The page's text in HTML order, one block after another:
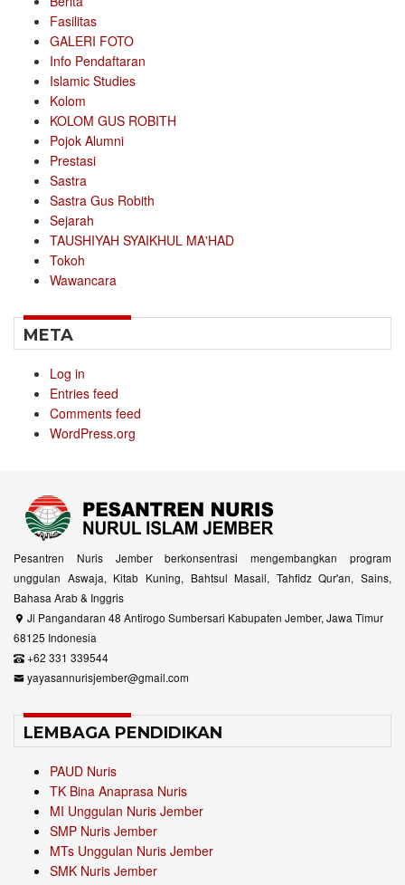
Fasilitas
GALERI FOTO
Info Pendaftaran
Islamic Studies
Kolom
KOLOM GUS ROBITH
Pojok Alumni
Prestasi
Sastra
Sastra Gus Robith
Sejarah
TAUSHIYAH SYAIKHUL MA'HAD
Tokoh
Wawancara
META
Log in
Entries feed
Comments feed
WordPress.org
Pesantren Nuris Jember berkonsentrasi mengembangkan program
unggulan Aswaja, Kitab Kuning, Bahtsul Masail, Tahfidz Qur'an, Sains,
Bahasa Arab & Inggris
Jl Pangandaran 48 Antirogo Sumbersari Kabupaten Jember, Jawa Timur
68125 Indonesia
+62 331 339544
yayasannurisjember@gmail.com
LEMBAGA PENDIDIKAN
PAUD Nuris
TK Bina Anaprasa Nuris
MI Unggulan Nuris Jember
SMP Nuris Jember
MTs Unggulan Nuris Jember
SMK Nuris Jember